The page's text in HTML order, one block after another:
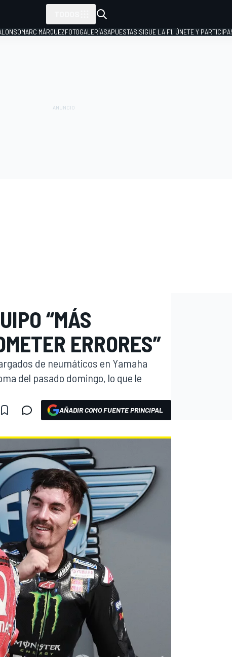
MARC MÁRQUEZFOTOGALERÍASAPUESTAS¡SIGUE LA F1, ÚNETE Y PARTICIPA!
“MÁS
ERRORES”
de neumáticos en Yamaha
del pasado domingo, lo que le
AÑADIR COMO FUENTE PRINCIPAL